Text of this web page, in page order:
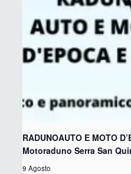
RADUNOAUTO E MOTO
Motoraduno Serra San
9 Agosto